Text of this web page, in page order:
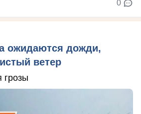
0
ожидаются дожди,
ветер